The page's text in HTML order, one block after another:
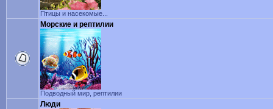
Птицы и насекомые...
Морские и рептилии
Подводный мир, рептилии
Люди